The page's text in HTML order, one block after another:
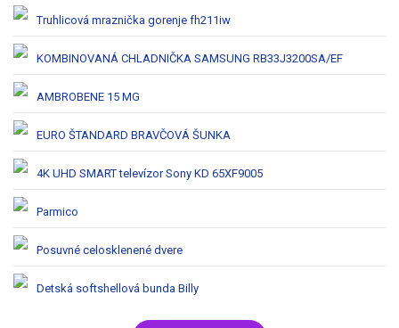
Truhlicová mraznička gorenje fh211iw
KOMBINOVANÁ CHLADNIČKA SAMSUNG RB33J3200SA/EF
AMBROBENE 15 MG
EURO ŠTANDARD BRAVČOVÁ ŠUNKA
4K UHD SMART televízor Sony KD 65XF9005
Parmico
Posuvné celosklenené dvere
Detská softshellová bunda Billy